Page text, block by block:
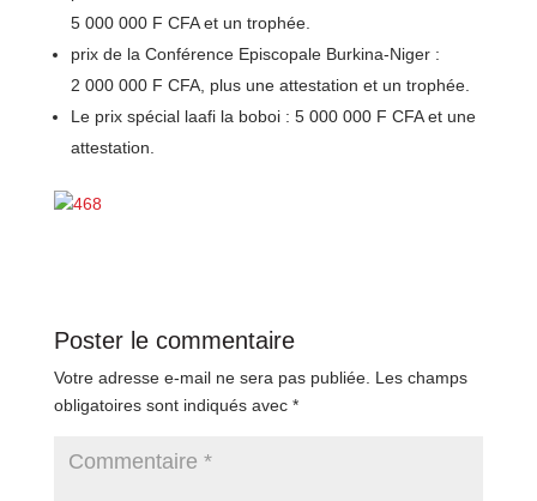
5 000 000 F CFA et un trophée.
prix de la Conférence Episcopale Burkina-Niger :
2 000 000 F CFA, plus une attestation et un trophée.
Le prix spécial laafi la boboi : 5 000 000 F CFA et une
attestation.
Poster le commentaire
Votre adresse e-mail ne sera pas publiée. Les champs
obligatoires sont indiqués avec *